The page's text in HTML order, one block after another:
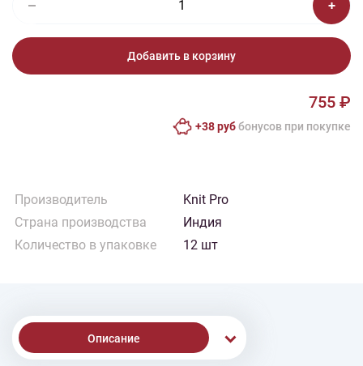
Добавить в корзину
755 ₽
+38 руббонусов при покупке
Производитель
Knit Pro
Страна производства
Индия
Количество в упаковке
12 шт
Описание